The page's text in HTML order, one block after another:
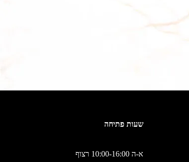
שעות פתיחה
א-ה 10:00-16:00 רצוף